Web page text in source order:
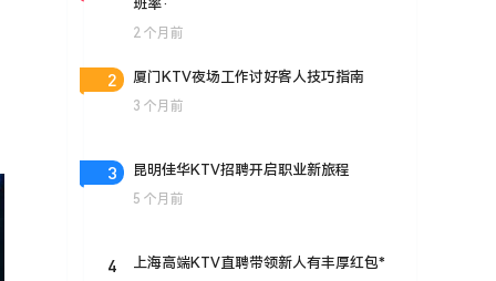
班率·
2 个月前
2 厦门KTV夜场工作讨好客人技巧指南
3 个月前
3 昆明佳华KTV招聘开启职业新旅程
5 个月前
4 上海高端KTV直聘带领新人有丰厚红包*